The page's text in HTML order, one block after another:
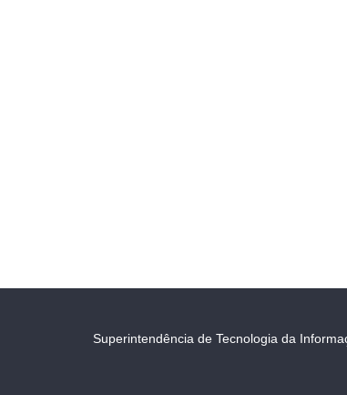
Superintendência de Tecnologia da